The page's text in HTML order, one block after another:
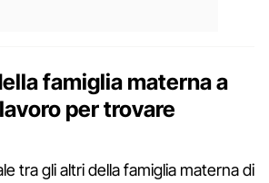
famiglia materna a
per trovare
tra gli altri della famiglia materna di